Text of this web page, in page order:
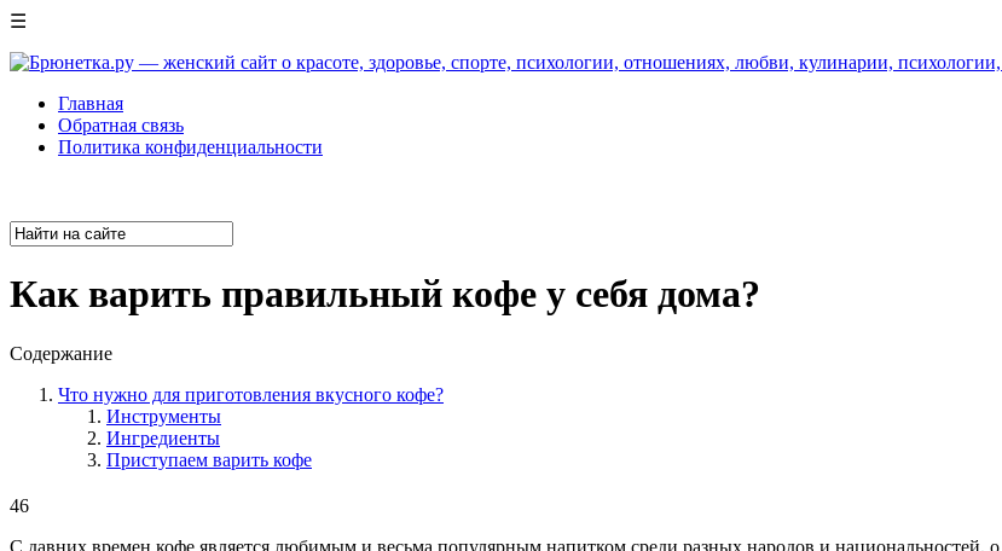
☰
Главная
Обратная связь
Политика конфиденциальности
Как варить правильный кофе у себя дома?
Содержание
Что нужно для приготовления вкусного кофе?
Инструменты
Ингредиенты
Приступаем варить кофе
46
С давних времен кофе является любимым и весьма популярным напитком среди разных народов и национальностей,